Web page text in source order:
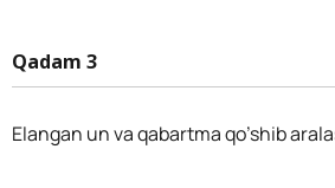
Qadam 3
Elangan un va qabartma qo’shib